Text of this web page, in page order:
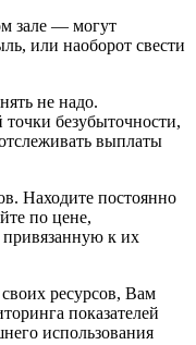
зале — могут
или наоборот свести
не надо.
безубыточности,
выплаты
Находите постоянно
по цене,
привязанную к их
ресурсов, Вам
показателей
использования